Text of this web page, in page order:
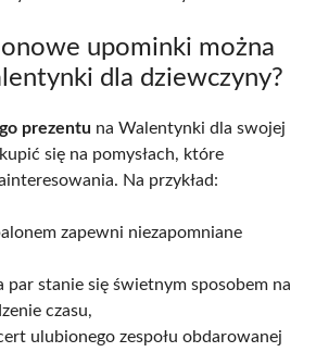
upominki można
dla dziewczyny?
prezentu na Walentynki dla swojej
się na pomysłach, które
Na przykład:
zapewni niezapomniane
par stanie się świetnym sposobem na
czasu,
ulubionego zespołu obdarowanej